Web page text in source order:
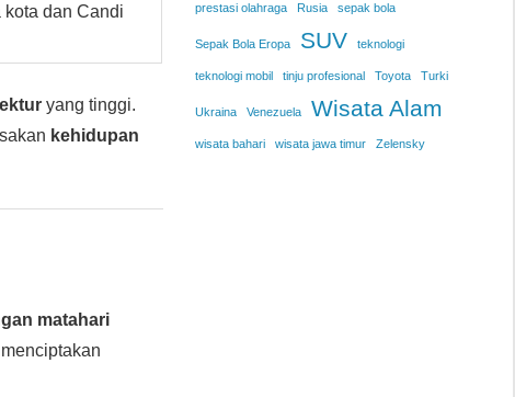
kota dan Candi
yang tinggi.
kehidupan
matahari
prestasi olahraga Rusia sepak bola
Sepak Bola Eropa SUV teknologi
teknologi mobil tinju profesional Toyota Turki
Ukraina Venezuela Wisata Alam
wisata bahari wisata jawa timur Zelensky